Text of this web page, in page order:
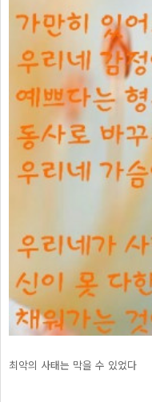
최악의 사태는 막을 수 있었다